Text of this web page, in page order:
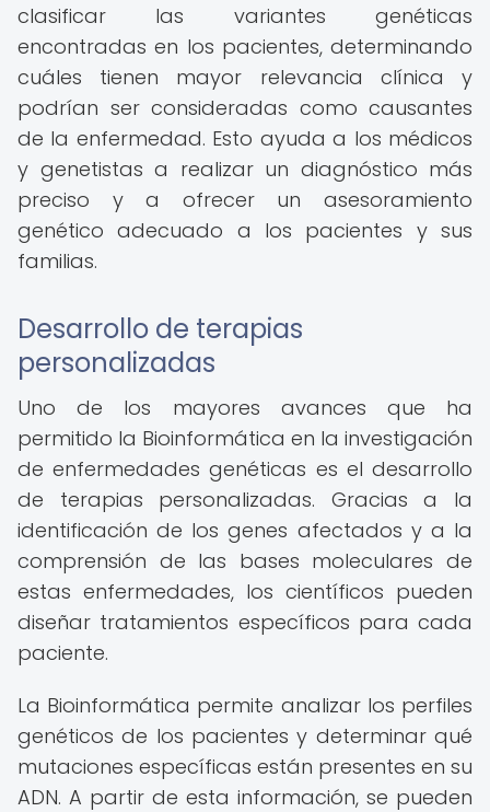
clasificar las variantes genéticas
encontradas en los pacientes, determinando
cuáles tienen mayor relevancia clínica y
podrían ser consideradas como causantes
de la enfermedad. Esto ayuda a los médicos
y genetistas a realizar un diagnóstico más
preciso y a ofrecer un asesoramiento
genético adecuado a los pacientes y sus
familias.
Desarrollo de terapias
personalizadas
Uno de los mayores avances que ha
permitido la Bioinformática en la investigación
de enfermedades genéticas es el desarrollo
de terapias personalizadas. Gracias a la
identificación de los genes afectados y a la
comprensión de las bases moleculares de
estas enfermedades, los científicos pueden
diseñar tratamientos específicos para cada
paciente.
La Bioinformática permite analizar los perfiles
genéticos de los pacientes y determinar qué
mutaciones específicas están presentes en su
ADN. A partir de esta información, se pueden